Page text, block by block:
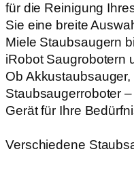
für die Reinigung
Sie eine breite
Miele Staubsaugern
iRobot Saugrobotern
Ob
Staubsaugerroboter
Gerät für Ihre
Verschiedene